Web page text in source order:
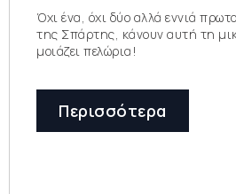
Όχι ένα, όχι δύο αλλά εννιά
της Σπάρτης, κάνουν αυτή τη
μοιάζει πελώρια!
Περισσότερα